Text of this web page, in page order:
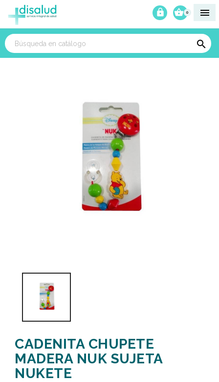

0



CADENITA CHUPETE
MADERA NUK SUJETA
NUKETE